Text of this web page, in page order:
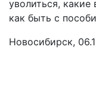
уволиться,
как быть с
Новосибирск,